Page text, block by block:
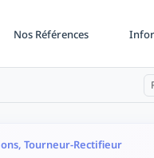
Nos Références
Tourneur-Rectifieur